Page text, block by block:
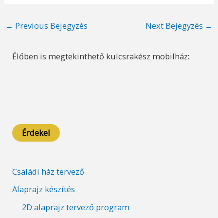
Post
← Previous Bejegyzés Next Bejegyzés →
Élőben is megtekinthető kulcsrakész mobilház:
Érdekel
Családi ház tervező
Alaprajz készítés
2D alaprajz tervező program